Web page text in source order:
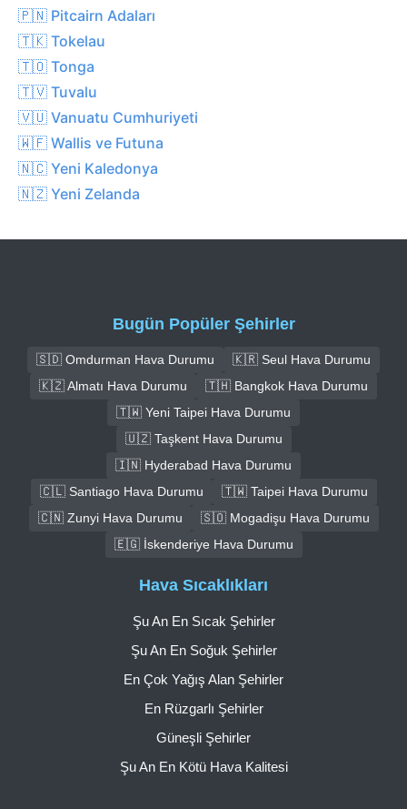
🇵🇳 Pitcairn Adaları
🇹🇰 Tokelau
🇹🇴 Tonga
🇹🇻 Tuvalu
🇻🇺 Vanuatu Cumhuriyeti
🇼🇫 Wallis ve Futuna
🇳🇨 Yeni Kaledonya
🇳🇿 Yeni Zelanda
Bugün Popüler Şehirler
🇸🇩 Omdurman Hava Durumu
🇰🇷 Seul Hava Durumu
🇰🇿 Almatı Hava Durumu
🇹🇭 Bangkok Hava Durumu
🇹🇼 Yeni Taipei Hava Durumu
🇺🇿 Taşkent Hava Durumu
🇮🇳 Hyderabad Hava Durumu
🇨🇱 Santiago Hava Durumu
🇹🇼 Taipei Hava Durumu
🇨🇳 Zunyi Hava Durumu
🇸🇴 Mogadişu Hava Durumu
🇪🇬 İskenderiye Hava Durumu
Hava Sıcaklıkları
Şu An En Sıcak Şehirler
Şu An En Soğuk Şehirler
En Çok Yağış Alan Şehirler
En Rüzgarlı Şehirler
Güneşli Şehirler
Şu An En Kötü Hava Kalitesi